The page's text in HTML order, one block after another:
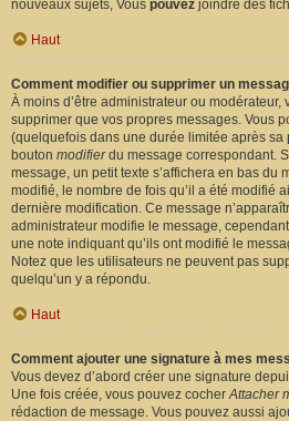
nouveaux sujets, Vous pouvez joindre des
Haut
Comment modifier ou supprimer un
À moins d’être administrateur ou
supprimer que vos propres messages. Vous
(quelquefois dans une durée limitée après
bouton modifierdu message correspondant.
message, un petit texte s’affichera en bas du
modifié, le nombre de fois qu’il a été modifié
dernière modification. Ce message
administrateur modifie le message,
une note indiquant qu’ils ont modifié le
Notez que les utilisateurs ne peuvent pas
quelqu’un y a répondu.
Haut
Comment ajouter une signature à mes
Vous devez d’abord créer une signature
Une fois créée, vous pouvez cocherAttacher
rédaction de message. Vous pouvez aussi